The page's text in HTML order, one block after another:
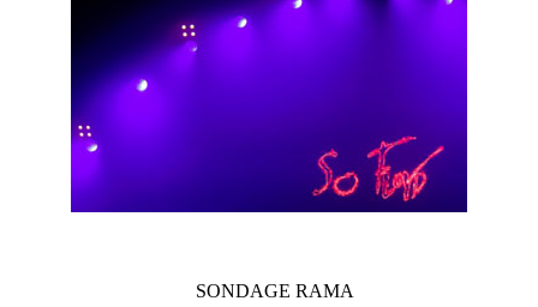
SONDAGE RAMA